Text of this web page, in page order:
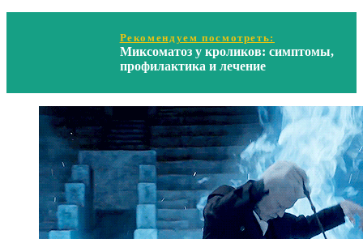
Рекомендуем посмотреть:
Миксоматоз у кроликов: симптомы,
профилактика и лечение